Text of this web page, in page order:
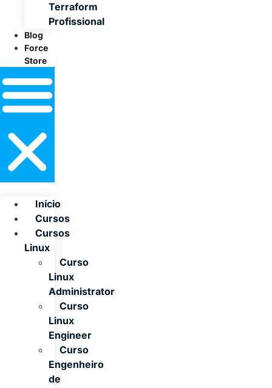
Terraform
Profissional
Blog
Force
Store
Início
Cursos
Cursos
Linux
Curso
Linux
Administrator
Curso
Linux
Engineer
Curso
Engenheiro
de